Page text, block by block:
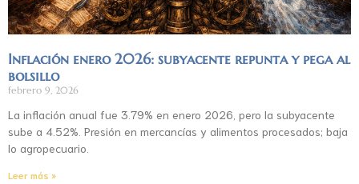
Inflación enero 2026: subyacente repunta y pega al
bolsillo
febrero 9, 2026
La inflación anual fue 3.79% en enero 2026, pero la subyacente
sube a 4.52%. Presión en mercancías y alimentos procesados; baja
lo agropecuario.
Leer más »